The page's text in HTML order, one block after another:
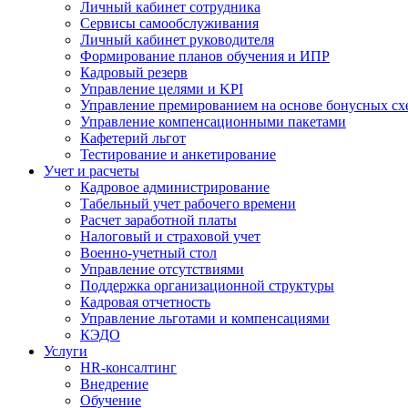
Личный кабинет сотрудника
Сервисы самообслуживания
Личный кабинет руководителя
Формирование планов обучения и ИПР
Кадровый резерв
Управление целями и KPI
Управление премированием на основе бонусных
Управление компенсационными пакетами
Кафетерий льгот
Тестирование и анкетирование
Учет и расчеты
Кадровое администрирование
Табельный учет рабочего времени
Расчет заработной платы
Налоговый и страховой учет
Военно-учетный стол
Управление отсутствиями
Поддержка организационной структуры
Кадровая отчетность
Управление льготами и компенсациями
КЭДО
Услуги
HR-консалтинг
Внедрение
Обучение